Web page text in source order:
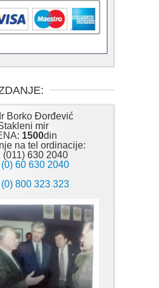
Borko Đorđević
mir
1500din
na tel ordinacije:
(011) 630 2040
60 630 2040
800 323 323